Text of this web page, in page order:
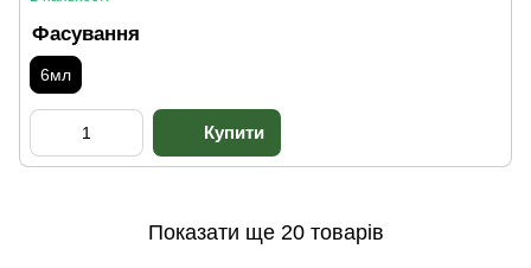
Фасування
6мл
Показати ще 20 товарів